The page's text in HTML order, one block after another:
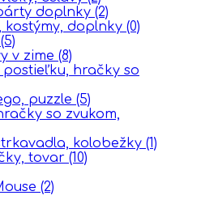
doplnky (2)
kostýmy, doplnky (0)
(5)
v zime (8)
postieľku, hračky so
puzzle (5)
so zvukom,
kolobežky (1)
tovar (10)
(2)